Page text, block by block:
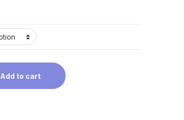
Add to cart